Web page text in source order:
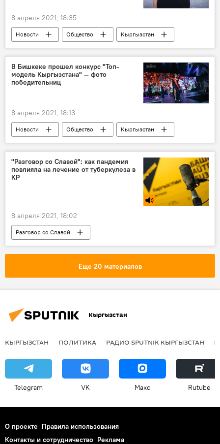
8 апреля 2021, 18:35
Новости Общество
Кыргызстан
Айзада Канатбекова
мама
мечта
дом
Похищение и убийство девушки в Бишкеке
В Бишкеке прошел конкурс "Топ-
модель Кыргызстана" — фото
победительниц
8 апреля 2021, 18:13
Новости Общество
Кыргызстан
Культура
Бишкек
конкурс красоты
финал
"Разговор со Славой": как пандемия
повлияла на лечение от туберкулеза в
КР
8 апреля 2021, 18:02
Разговор со Славой
Радио Sputnik Кыргызстан
Общество
коронавирус
Еще 20 материалов
Кыргызстан
КЫРГЫЗСТАН ПОЛИТИКА РАДИО SPUTNIK КЫРГЫЗСТАН
Telegram VK Макс Rutube
О проекте Правила использования
Контакты и сотрудничество Реклама